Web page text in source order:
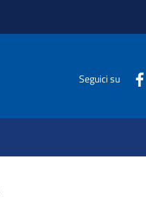
Seguici su